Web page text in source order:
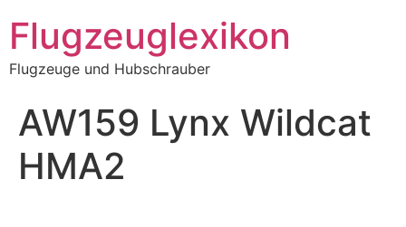
Inhalt
springen
Flugzeuglexikon
Flugzeuge und Hubschrauber
AW159 Lynx Wildcat
HMA2